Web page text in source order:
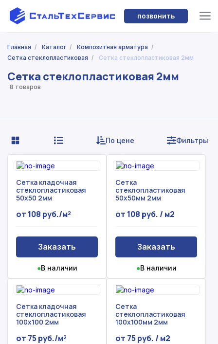
позвонить
Главная / Каталог / Композитная арматура /
Сетка стеклопластиковая / Сетка стеклопластиковая 2мм
Сетка стеклопластиковая 2мм
8 товаров
По цене Фильтры
Сетка кладочная
стеклопластиковая
50x50 2мм
от 108 руб./м²
Заказать
●В наличии
Сетка
стеклопластиковая
50x50мм 2мм
от 108 руб. / м2
Заказать
●В наличии
Сетка кладочная
стеклопластиковая
100x100 2мм
от 75 руб./м²
Сетка
стеклопластиковая
100x100мм 2мм
от 75 руб. / м2